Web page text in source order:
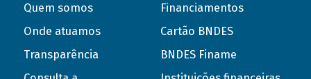
Quem somos
Onde atuamos
Transparência
Financiamentos
Cartão BNDES
BNDES Finame